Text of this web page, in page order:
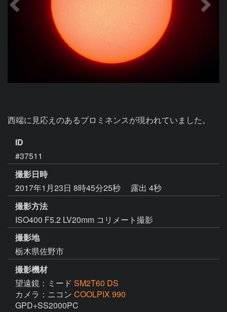
西端に見応えのあるプロミネンスが現われていました。
ID
#37511
撮影日時
2017年1月23日 8時45分25秒
露出 4秒
撮影方法
ISO400 F5.2 LV20mm コリメート撮影
撮影地
栃木県佐野市
撮影機材
望遠鏡：ミード SM2T60 DS
カメラ：ニコン COOLPIX 990
GPD+SS2000PC